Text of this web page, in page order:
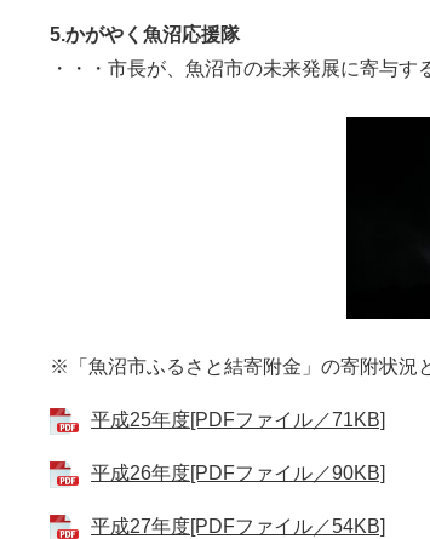
5.かがやく魚沼応援隊
・・・市長が、魚沼市の未来発展に寄与
※「魚沼市ふるさと結寄附金」の寄附状況
平成25年度[PDFファイル／71KB]
平成26年度[PDFファイル／90KB]
平成27年度[PDFファイル／54KB]